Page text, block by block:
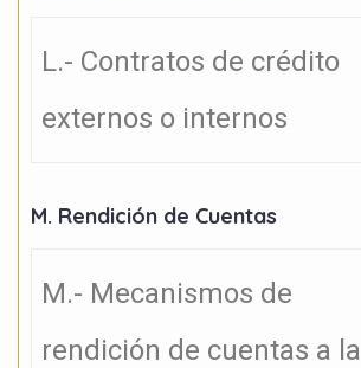
L.- Contratos de crédito
externos o internos
M. Rendición de Cuentas
M.- Mecanismos de
rendición de cuentas a la